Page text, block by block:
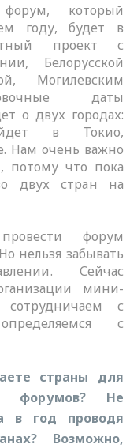
который
году, будет в
проект с
Белорусской
Могилевским
даты
о двух городах:
в Токио,
Нам очень важно
потому что пока
двух стран на
форум
нельзя забывать
Сейчас
мини-
с
с
страны для
форумов? Не
в год проводя
Возможно,